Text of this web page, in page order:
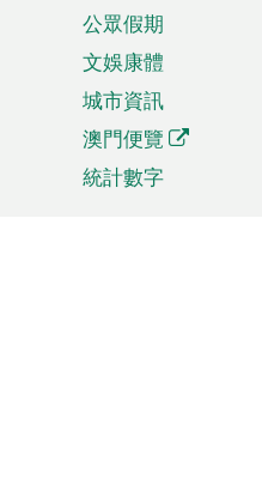
公眾假期
文娛康體
城市資訊
澳門便覽
統計數字